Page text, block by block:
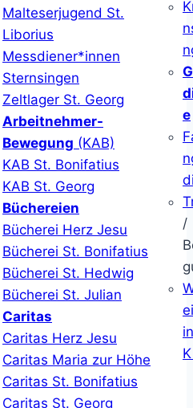
Malteserjugend St.
Liborius
Messdiener*innen
Sternsingen
Zeltlager St. Georg
Arbeitnehmer-
Bewegung (KAB)
KAB St. Bonifatius
KAB St. Georg
Büchereien
Bücherei Herz Jesu
Bücherei St. Bonifatius
Bücherei St. Hedwig
Bücherei St. Julian
Caritas
Caritas Herz Jesu
Caritas Maria zur Höhe
Caritas St. Bonifatius
Caritas St. Georg
e
/